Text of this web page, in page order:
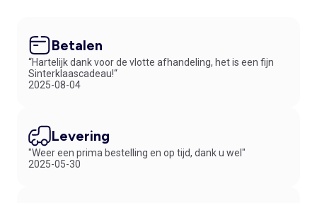
Betalen
“Hartelijk dank voor de vlotte afhandeling, het is een fijn
Sinterklaascadeau!“
2025-08-04
Levering
"Weer een prima bestelling en op tijd, dank u wel"
2025-05-30